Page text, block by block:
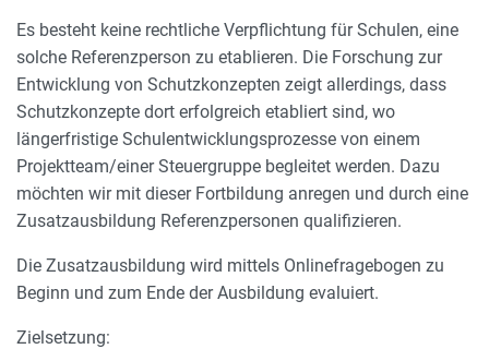
Es besteht keine rechtliche Verpflichtung für Schulen, eine
solche Referenzperson zu etablieren. Die Forschung zur
Entwicklung von Schutzkonzepten zeigt allerdings, dass
Schutzkonzepte dort erfolgreich etabliert sind, wo
längerfristige Schulentwicklungsprozesse von einem
Projektteam/einer Steuergruppe begleitet werden. Dazu
möchten wir mit dieser Fortbildung anregen und durch eine
Zusatzausbildung Referenzpersonen qualifizieren.
Die Zusatzausbildung wird mittels Onlinefragebogen zu
Beginn und zum Ende der Ausbildung evaluiert.
Zielsetzung: